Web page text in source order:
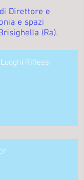
Direttore e
e spazi
(Ra).
Riflessi